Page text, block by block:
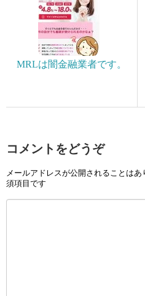
MRLは闇金融業者です。
コメントをどうぞ
メールアドレスが公開されることはあ
須項目です